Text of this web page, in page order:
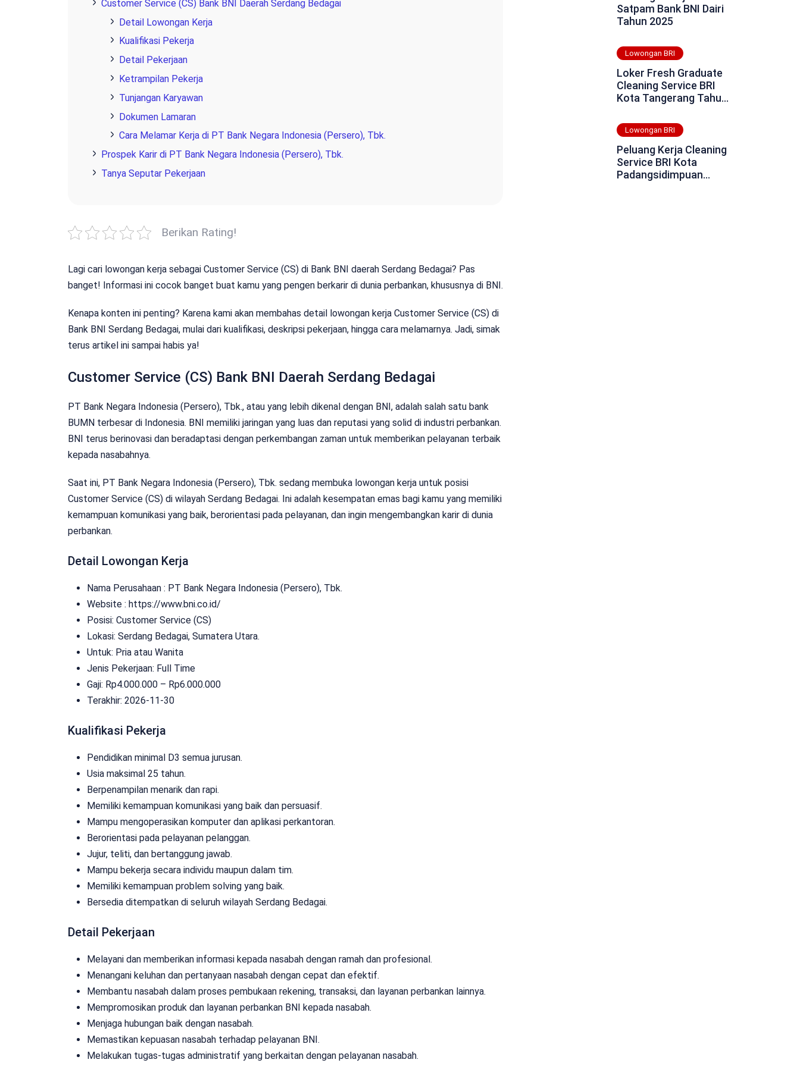
Customer Service (CS) Bank BNI Daerah Serdang Bedagai
Detail Lowongan Kerja
Kualifikasi Pekerja
Detail Pekerjaan
Ketrampilan Pekerja
Tunjangan Karyawan
Dokumen Lamaran
Cara Melamar Kerja di PT Bank Negara Indonesia (Persero), Tbk.
Prospek Karir di PT Bank Negara Indonesia (Persero), Tbk.
Tanya Seputar Pekerjaan
Berikan Rating!
Lagi cari lowongan kerja sebagai Customer Service (CS) di Bank BNI daerah Serdang Bedagai? Pas
banget! Informasi ini cocok banget buat kamu yang pengen berkarir di dunia perbankan, khususnya di BNI.
Kenapa konten ini penting? Karena kami akan membahas detail lowongan kerja Customer Service (CS) di
Bank BNI Serdang Bedagai, mulai dari kualifikasi, deskripsi pekerjaan, hingga cara melamarnya. Jadi, simak
terus artikel ini sampai habis ya!
Customer Service (CS) Bank BNI Daerah Serdang Bedagai
PT Bank Negara Indonesia (Persero), Tbk., atau yang lebih dikenal dengan BNI, adalah salah satu bank
BUMN terbesar di Indonesia. BNI memiliki jaringan yang luas dan reputasi yang solid di industri perbankan.
BNI terus berinovasi dan beradaptasi dengan perkembangan zaman untuk memberikan pelayanan terbaik
kepada nasabahnya.
Saat ini, PT Bank Negara Indonesia (Persero), Tbk. sedang membuka lowongan kerja untuk posisi
Customer Service (CS) di wilayah Serdang Bedagai. Ini adalah kesempatan emas bagi kamu yang memiliki
kemampuan komunikasi yang baik, berorientasi pada pelayanan, dan ingin mengembangkan karir di dunia
perbankan.
Detail Lowongan Kerja
Nama Perusahaan : PT Bank Negara Indonesia (Persero), Tbk.
Website : https://www.bni.co.id/
Posisi: Customer Service (CS)
Lokasi: Serdang Bedagai, Sumatera Utara.
Untuk: Pria atau Wanita
Jenis Pekerjaan: Full Time
Gaji: Rp4.000.000 – Rp6.000.000
Terakhir: 2026-11-30
Kualifikasi Pekerja
Pendidikan minimal D3 semua jurusan.
Usia maksimal 25 tahun.
Berpenampilan menarik dan rapi.
Memiliki kemampuan komunikasi yang baik dan persuasif.
Mampu mengoperasikan komputer dan aplikasi perkantoran.
Berorientasi pada pelayanan pelanggan.
Jujur, teliti, dan bertanggung jawab.
Mampu bekerja secara individu maupun dalam tim.
Memiliki kemampuan problem solving yang baik.
Bersedia ditempatkan di seluruh wilayah Serdang Bedagai.
Detail Pekerjaan
Melayani dan memberikan informasi kepada nasabah dengan ramah dan profesional.
Menangani keluhan dan pertanyaan nasabah dengan cepat dan efektif.
Membantu nasabah dalam proses pembukaan rekening, transaksi, dan layanan perbankan lainnya.
Mempromosikan produk dan layanan perbankan BNI kepada nasabah.
Menjaga hubungan baik dengan nasabah.
Memastikan kepuasan nasabah terhadap pelayanan BNI.
Melakukan tugas-tugas administratif yang berkaitan dengan pelayanan nasabah.
Satpam Bank BNI Dairi
Tahun 2025
Lowongan BRI
Loker Fresh Graduate
Cleaning Service BRI
Kota Tangerang Tahun
Lowongan BRI
Peluang Kerja Cleaning
Service BRI Kota
Padangsidimpuan